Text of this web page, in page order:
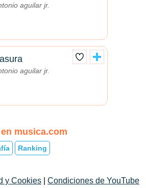
aguilar jr.
aguilar jr.
musica.com
Ranking
y Cookies Condiciones de YouTube